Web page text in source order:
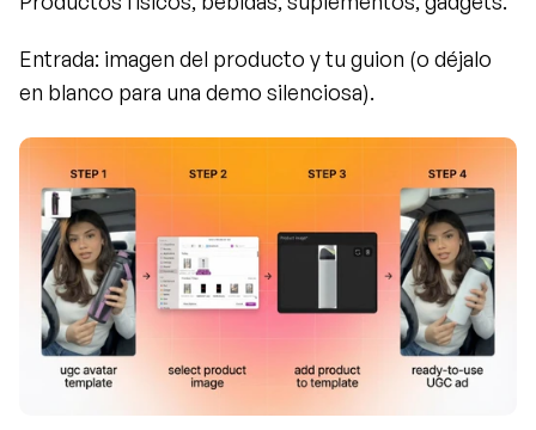
Entrada: imagen del producto y tu guion (o déjalo
en blanco para una demo silenciosa).